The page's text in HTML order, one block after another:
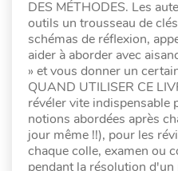
DES MÉTHODES. Les
outils un trousseau de
schémas de réflexion,
aider à aborder avec
» et vous donner un
QUAND UTILISER CE
révéler vite indispensable
notions abordées après
jour même !!), pour les
chaque colle, examen ou
pendant la résolution